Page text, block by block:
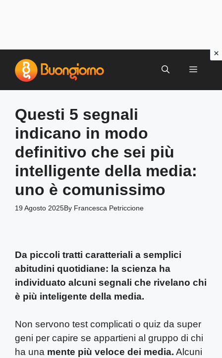
contenuto
MENU
Questi 5 segnali
indicano in modo
definitivo che sei più
intelligente della media:
uno è comunissimo
19 Agosto 2025By Francesca Petriccione
Da piccoli tratti caratteriali a semplici
abitudini quotidiane: la scienza ha
individuato alcuni segnali che rivelano chi
è più inteligente della media.
Non servono test complicati o quiz da super
geni per capire se appartieni al gruppo di chi
ha una mente più veloce dei media. Alcuni